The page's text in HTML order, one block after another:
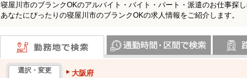
寝屋川市のブランクOKのアルバイト・バイト・パート・派遣のお仕事探し
あなたにぴったりの寝屋川市のブランクOKの求人情報をご紹介します。
勤務地で検索
選択・変更
大阪府